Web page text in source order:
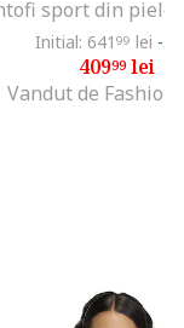
Initial: 641 99 lei -
40999lei
Vandut de Fashion